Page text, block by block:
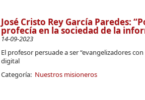
José Cristo Rey García Paredes:
profecía en la sociedad de la
14-09-2023
El profesor persuade a ser “evangelizadores
digital
Categoría: Nuestros misioneros